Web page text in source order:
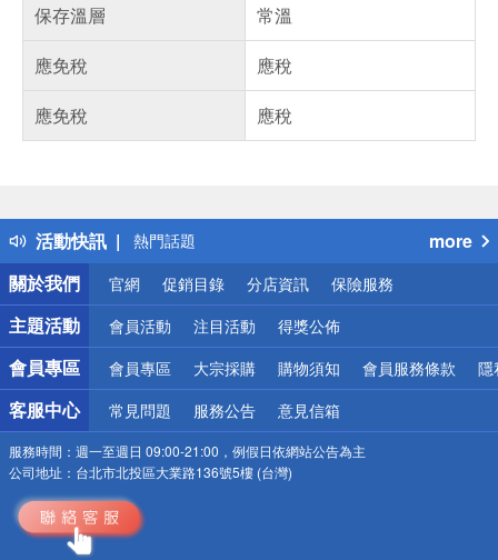
保存溫層
常溫
應免稅
應稅
應免稅
應稅
活動快訊
得獎公告
熱門話題
銀行優惠
偏遠地區配送
詐騙網頁！請小心！
more
關於我們
官網 促銷目錄 分店資訊 保險服務
主題活動 會員活動 注目活動 得獎公佈
會員專區 會員專區 大宗採購 購物須知 會員服務條款 隱
客服中心 常見問題 服務公告 意見信箱
服務時間： 週一至週日 09:00-21:00，例假日依網站公告為主
公司地址： 台北市北投區大業路136號5樓 (台灣)